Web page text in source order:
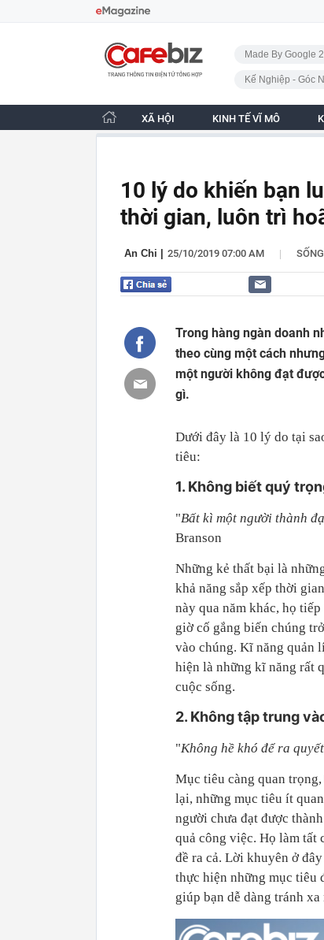
CafeBiz - Trang chủ
Made By Google
Kế Nghiệp - Góc
XÃ HỘI KINH TẾ VĨ MÔ
10 lý do khiến bạn
thời gian, luôn trì
An Chi 25/10/2019 07:00 AM | SỐNG
Trong hàng ngàn doanh
theo cùng một cách
một người không đạt
gì.
Dưới đây là 10 lý do tại
tiêu:
1. Không biết quý
"Bất kì một người thành
Branson
Những kẻ thất bại là
khả năng sắp xếp thời
này qua năm khác, họ
giờ cố gắng biến chúng
vào chúng. Kĩ năng quản
hiện là những kĩ năng rất
cuộc sống.
2. Không tập trung
"Không hề khó để ra
Mục tiêu càng quan
lại, những mục tiêu ít
người chưa đạt được
quả công việc. Họ làm tất
đề ra cả. Lời khuyên ở
thực hiện những mục tiêu
giúp bạn dễ dàng tránh